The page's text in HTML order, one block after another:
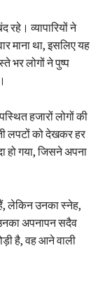
रहे। व्यापारियों ने
माना था, इसलिए यह
भर लोगों ने पुष्प
हजारों लोगों की
लपटों को देखकर हर
हो गया, जिसने अपना
लेकिन उनका स्नेह,
अपनापन सदैव
है, वह आने वाली